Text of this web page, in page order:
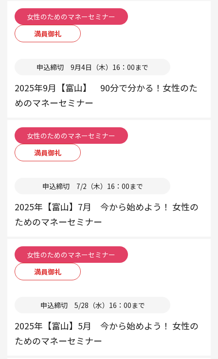
女性のためのマネーセミナー
満員御礼
申込締切 9月4日（木）16：00まで
2025年9月【富山】 90分で分かる！女性のた
めのマネーセミナー
女性のためのマネーセミナー
満員御礼
申込締切 7/2（木）16：00まで
2025年【富山】7月 今から始めよう！ 女性の
ためのマネーセミナー
女性のためのマネーセミナー
満員御礼
申込締切 5/28（水）16：00まで
2025年【富山】5月 今から始めよう！ 女性の
ためのマネーセミナー